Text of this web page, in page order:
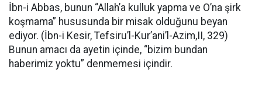
İbn-i Abbas, bunun “Allah’a kulluk yapma ve O’na şirk
koşmama” hususunda bir misak olduğunu beyan
ediyor. (İbn-i Kesir, Tefsiru’l-Kur’ani’l-Azim,II, 329)
Bunun amacı da ayetin içinde, “bizim bundan
haberimiz yoktu” denmemesi içindir.